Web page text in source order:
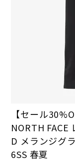
【セール
NORTH FACE
D メランジグ
6SS 春夏